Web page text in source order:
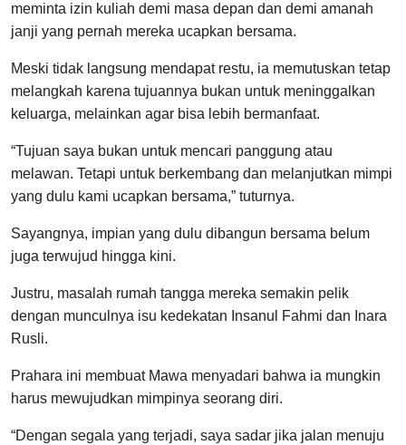
meminta izin kuliah demi masa depan dan demi amanah
janji yang pernah mereka ucapkan bersama.
Meski tidak langsung mendapat restu, ia memutuskan tetap
melangkah karena tujuannya bukan untuk meninggalkan
keluarga, melainkan agar bisa lebih bermanfaat.
“Tujuan saya bukan untuk mencari panggung atau
melawan. Tetapi untuk berkembang dan melanjutkan mimpi
yang dulu kami ucapkan bersama,” tuturnya.
Sayangnya, impian yang dulu dibangun bersama belum
juga terwujud hingga kini.
Justru, masalah rumah tangga mereka semakin pelik
dengan munculnya isu kedekatan Insanul Fahmi dan Inara
Rusli.
Prahara ini membuat Mawa menyadari bahwa ia mungkin
harus mewujudkan mimpinya seorang diri.
“Dengan segala yang terjadi, saya sadar jika jalan menuju